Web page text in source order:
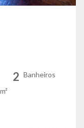
2 Banheiros
m²